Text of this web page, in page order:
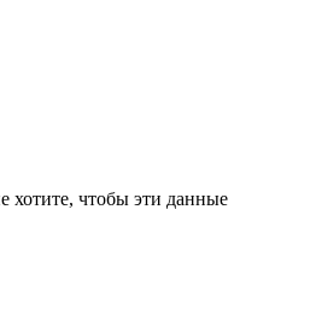
хотите, чтобы эти данные